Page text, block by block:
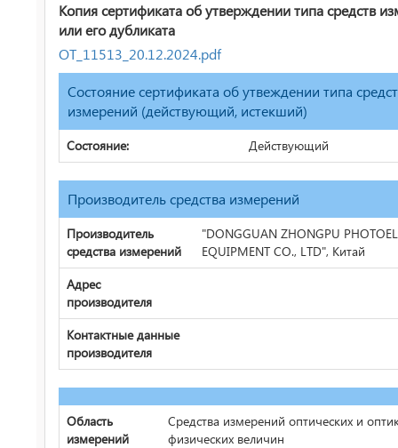
Копия сертификата об утверждении типа средств
или его дубликата
ОТ_11513_20.12.2024.pdf
Состояние сертификата об утвеждении типа
измерений (действующий, истекший)
Состояние: Действующий
Производитель средства измерений
Производитель
средства измерений
"DONGGUAN ZHONGPU
EQUIPMENT CO., LTD", Китай
Адрес
производителя
Контактные данные
производителя
Область
измерений
Средства измерений оптических и
физических величин